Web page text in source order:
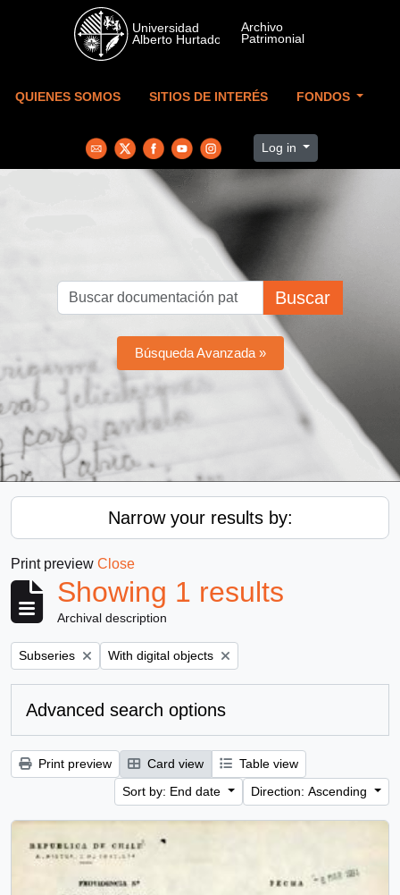
Skip to main content
QUIENES SOMOS SITIOS DE INTERÉS FONDOS
Log in
Buscar
Búsqueda Avanzada »
Narrow your results by:
Print preview Close
Showing 1 results
Archival description
Remove filter:
Subseries Remove filter:
With digital objects
Advanced search options
Print preview Card view
Table view
Sort by: End date
Direction: Ascending